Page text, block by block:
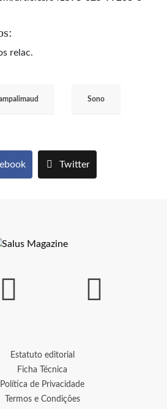
relac.
Sono
Twitter
Estatuto editorial
Ficha Técnica
Política de Privacidade
Termos e Condições